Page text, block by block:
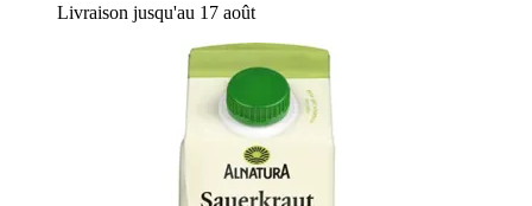
Livraison jusqu'au 17 août